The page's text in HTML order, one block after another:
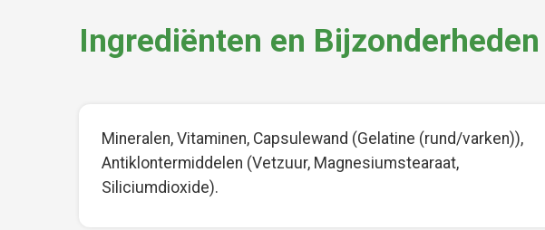
Ingrediënten en Bijzonderheden
Mineralen, Vitaminen, Capsulewand (Gelatine (rund/varken)),
Antiklontermiddelen (Vetzuur, Magnesiumstearaat,
Siliciumdioxide).